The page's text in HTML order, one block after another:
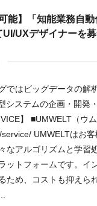
プ
能】「知能業務自
UXデザイナーを募
ではビッグデータの解
システムの企画・開発
】 ■UMWELT（ウ
UMWELTはお
なアルゴリズムと学習
ットフォームです。イ
ため、コストも抑えら